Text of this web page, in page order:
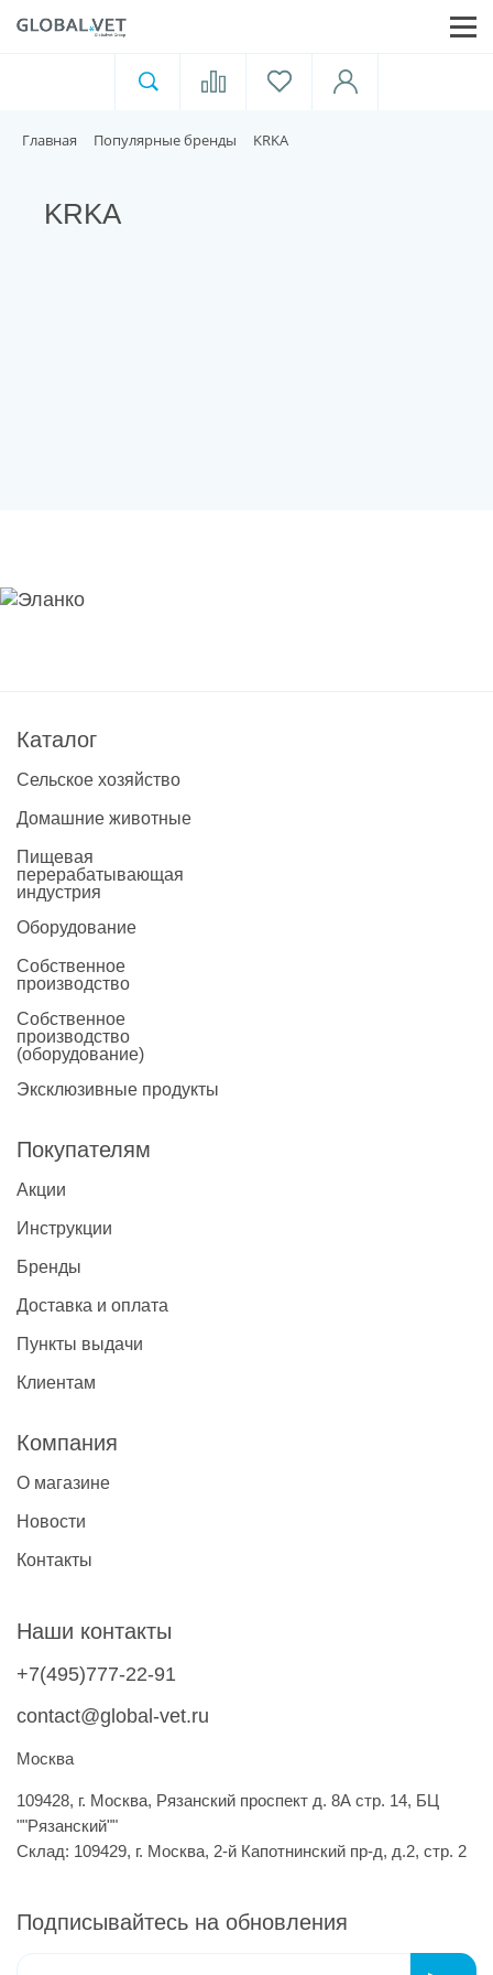
Домашние животные
Доставка и оплата
О компании
Стать партнером
Главная Популярные бренды KRKA
KRKA
Каталог
Сельское хозяйство
Домашние животные
Пищевая
перерабатывающая
индустрия
Оборудование
Собственное
производство
Собственное
производство
(оборудование)
Эксклюзивные продукты
Покупателям
Акции
Инструкции
Бренды
Доставка и оплата
Пункты выдачи
Клиентам
Компания
О магазине
Новости
Контакты
Наши контакты
+7(495)777-22-91
contact@global-vet.ru
Москва
109428, г. Москва, Рязанский проспект д. 8А стр. 14, БЦ
""Рязанский""
Склад: 109429, г. Москва, 2-й Капотнинский пр-д, д.2, стр. 2
Подписывайтесь на обновления